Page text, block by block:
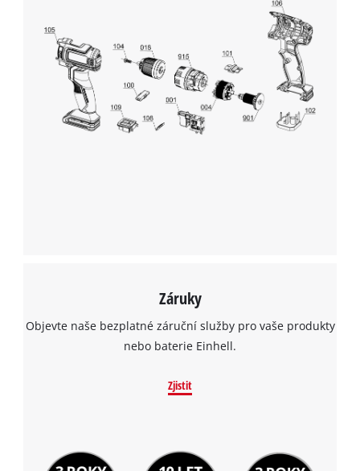
Záruky
Objevte naše bezplatné záruční služby pro vaše produkty
nebo baterie Einhell.
Zjistit